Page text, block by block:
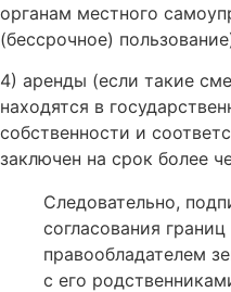
органам местного
(бессрочное)
4) аренды (если такие
находятся в
собственности и
заключен на срок более
Следовательно,
согласования
правообладателем
с его